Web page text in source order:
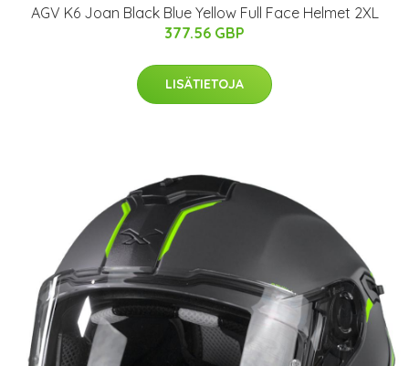
AGV K6 Joan Black Blue Yellow Full Face Helmet 2XL
377.56 GBP
LISÄTIETOJA